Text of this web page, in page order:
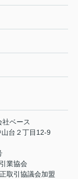
ベース
台２丁目12-9
業協会
取引協議会加盟